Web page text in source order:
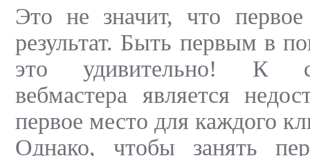
Это не значит, что
результат. Быть первым в
это удивительно! К
вебмастера является
первое место для каждого
Однако, чтобы занять